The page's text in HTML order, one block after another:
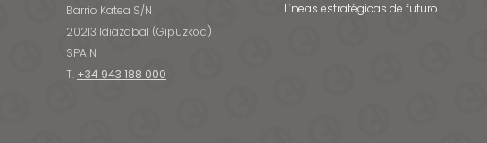
Barrio Katea S/N
20213 Idiazabal (Gipuzkoa)
SPAIN
T. +34 943 188 000
Líneas estratégicas de futuro